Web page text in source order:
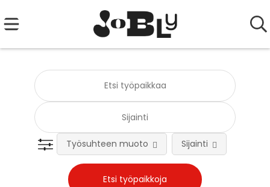
Työsuhteen muoto Sijainti